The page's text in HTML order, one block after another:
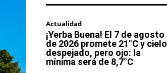
Actualidad
¡Yerba Buena! El 7 de agosto
de 2026 promete 21°C y cielo
despejado, pero ojo: la
mínima será de 8,7°C